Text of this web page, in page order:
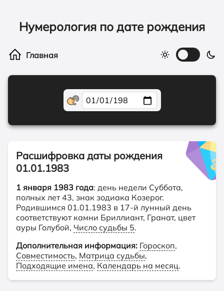
Нумерология по дате рождения
Расшифровка даты рождения
01.01.1983
1 января 1983 года: день недели Суббота,
полных лет 43, знак зодиака Козерог.
Родившимся 01.01.1983 в 17-й лунный день
соответствуют камни Бриллиант, Гранат, цвет
ауры Голубой, Число судьбы 5.
Дополнительная информация: Гороскоп,
Совместимость, Матрица судьбы,
Подходящие имена, Календарь на месяц.